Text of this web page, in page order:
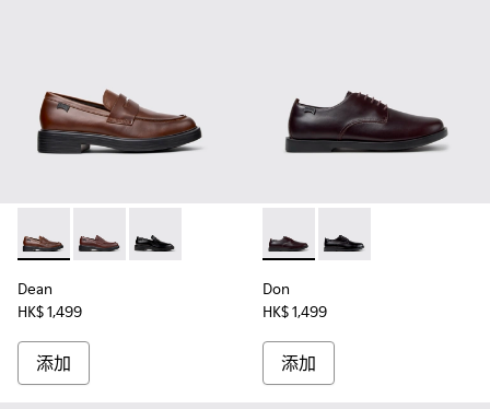
Dean - K101045-005 - 男裝啡色莫卡辛皮鞋。
Dean - K101045-008
Dean - K101045-001
Dean
HK$ 1,499
添加
Don - K101140-003 - 男裝啡
Don - K101140-001
Don
HK$ 1,499
添加